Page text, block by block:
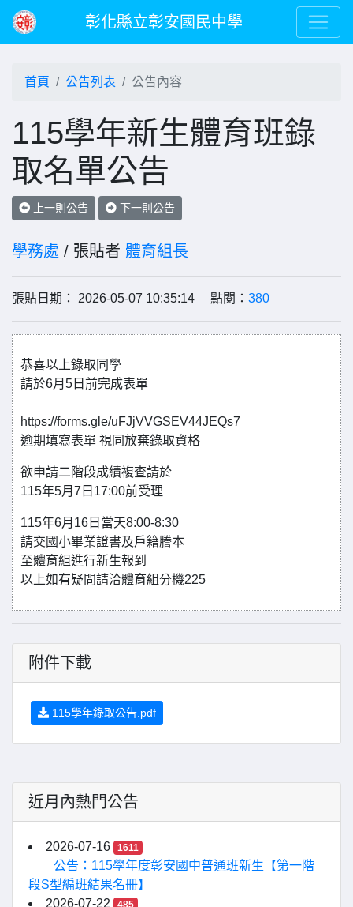
彰化縣立彰安國民中學
首頁 公告列表 公告內容
115學年新生體育班錄
取名單公告
上一則公告 下一則公告
學務處 / 張貼者 體育組長
張貼日期： 2026-05-07 10:35:14 點閱： 380
恭喜以上錄取同學
請於6月5日前完成表單
https://forms.gle/uFJjVVGSEV44JEQs7
逾期填寫表單 視同放棄錄取資格
欲申請二階段成績複查請於
115年5月7日17:00前受理
115年6月16日當天8:00-8:30
請交國小畢業證書及戶籍謄本
至體育組進行新生報到
以上如有疑問請洽體育組分機225
附件下載
115學年錄取公告.pdf
近月內熱門公告
2026-07-16 1611
公告：115學年度彰安國中普通班新生【第一階
段S型編班結果名冊】
2026-07-22
485